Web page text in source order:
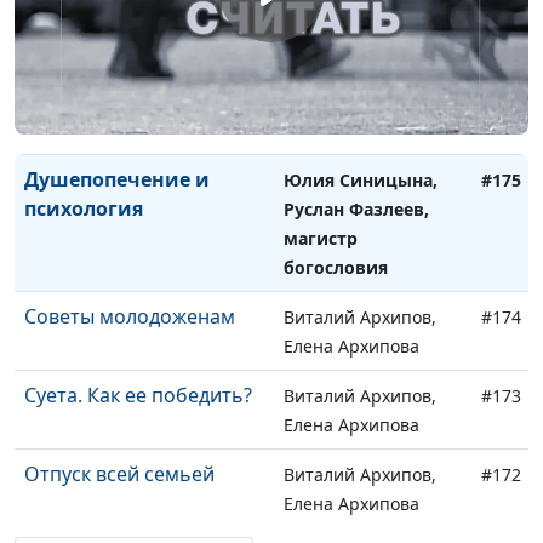
магистр богословия
Уникальность каждого
человека
Юлия Синицына,
Руслан Фазлеев,
магистр богословия
#176
Душепопечение и
психология
Юлия Синицына,
Руслан Фазлеев,
магистр
богословия
#175
Советы молодоженам
Виталий Архипов,
Елена Архипова
#174
Суета. Как ее победить?
Виталий Архипов,
Елена Архипова
#173
Отпуск всей семьей
Виталий Архипов,
Елена Архипова
#172